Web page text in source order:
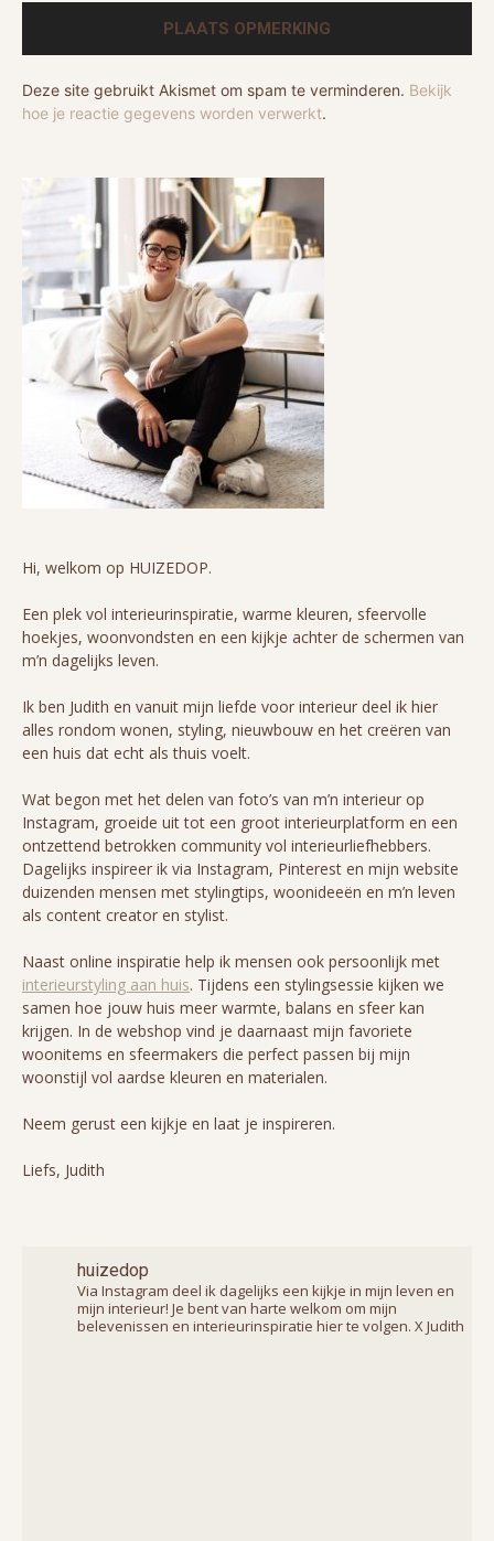
Deze site gebruikt Akismet om spam te verminderen. Bekijk
hoe je reactie gegevens worden verwerkt.
Hi, welkom op HUIZEDOP.
Een plek vol interieurinspiratie, warme kleuren, sfeervolle
hoekjes, woonvondsten en een kijkje achter de schermen van
m’n dagelijks leven.
Ik ben Judith en vanuit mijn liefde voor interieur deel ik hier
alles rondom wonen, styling, nieuwbouw en het creëren van
een huis dat echt als thuis voelt.
Wat begon met het delen van foto’s van m’n interieur op
Instagram, groeide uit tot een groot interieurplatform en een
ontzettend betrokken community vol interieurliefhebbers.
Dagelijks inspireer ik via Instagram, Pinterest en mijn website
duizenden mensen met stylingtips, woonideeën en m’n leven
als content creator en stylist.
Naast online inspiratie help ik mensen ook persoonlijk met
interieurstyling aan huis. Tijdens een stylingsessie kijken we
samen hoe jouw huis meer warmte, balans en sfeer kan
krijgen. In de webshop vind je daarnaast mijn favoriete
woonitems en sfeermakers die perfect passen bij mijn
woonstijl vol aardse kleuren en materialen.
Neem gerust een kijkje en laat je inspireren.
Liefs, Judith
huizedop
Via Instagram deel ik dagelijks een kijkje in mijn leven en
mijn interieur! Je bent van harte welkom om mijn
belevenissen en interieurinspiratie hier te volgen. X Judith